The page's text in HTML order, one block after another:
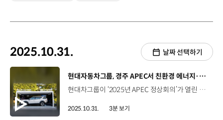
2025.10.31. 날짜 선택하기
[동영상]
현대자동차그룹, 경주 APEC서 친환경 에너지·미래 모빌리티 기술 소개
현대차그룹이 ‘2025년 APEC 정상회의’가 열린 경주에서 친환경 에너지와 미래 모빌리티 기술력을 알렸습니다. 이번 APEC 기간 동안 APEC 회원 정상과 고위급 인사, 글로벌 주요 기업 리더 등 전 세계에서 다양한 방문객들이 경주를 찾았는데요. 현대차그룹은 글로벌 모빌리티 산업의 새 기준을 제시하는 혁신기업으로서의 위상을 각인시키기 위해 다양한 전시와 행사를 진행하고 있습니다. 우선, 지난 28일부터 나흘간 경주예술의전당에서 열린, ‘APEC CEO 서밋’에서는 글로벌 정상급 외교 무대 최초로 수소전기차 ‘디 올 뉴 넥쏘’를 전시해 수소전기차 기술력을 알리고, ‘Hydrogen, Beyond Mobility, New Energy for Society’를 주제로 세션을 개최했습니다. 이를 통해 모빌리티를 포함한 수소 활용 리더십과 PEM 수전해 기술을 비롯한 수소 생산 역량을 소개하며 글로벌 수소 생태계 가속화를 위한 협업을 강조했습니다. 또한, 현대차그룹은 경주엑스포대공원에 마련된 APEC 경제전시장 한류·첨단미래산업관에도 신형 넥쏘와 연료전지 스택 모형을 전시하고 현대로템의 수소전기트램 홍보 영상을 상영하고 있습니다. 특히, 현대차그룹은 ‘K-테크 쇼케이스’가 열린 경주엑스포대공원 에어돔에 ‘현대자동차그룹관’을 조성해 미래 모빌리티 기술력을 선보이고 있는데요. ‘수소 존’에서는 수소생태계 디오라마 전시를 통해 현대차그룹이 구상하는 수소사회의 모습을 선보였습니다. ‘PBV 존’에서는 PV5와 이지스왑(Easy Swap) 동작 모형을 선보이고, PBV 모빌리티를 생생하게 체험할 수 있는 LED 스크린도 준비했습니다. ‘로봇 존’에는 주차로봇과 소형 모빌리티 플랫폼 ‘모베드(MobED)’를 전시하고 보스턴다이나믹스의 4족 보행 로봇 ‘스팟(SPOT)’이 자유롭게 돌아다니면서 관람객의 이목을 집중시켰습니다. 변민원 책임매니저 / 현대자동차·기아 글로벌정책운영실 이번 현대자동차그룹 전시관에서는 지속 가능하면서도 편리한 미래 모빌리티 비전을 전달하고자 했습니다. 이와 더불어 다양한 로보틱스 제품들과 함께 당사의 로봇 기술들이 열어줄 여러 가능성을 함께 소개하고자 했습니다. 한편 현대차그룹은 이번 2025 APEC에 공식 의전차량으로 G90, G80 등을 지원해 행사의 성공적인 개최에 힘을 보탰습니다.
2025.10.31. 3분 보기